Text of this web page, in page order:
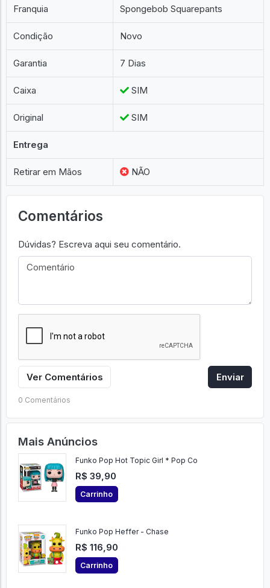
Franquia Spongebob Squarepants
Condição Novo
Garantia 7 Dias
Caixa SIM
Original SIM
Entrega
Retirar em Mãos NÃO
Comentários
Dúvidas? Escreva aqui seu comentário.
Ver Comentários Enviar
0 Comentários
Mais Anúncios
Funko Pop Hot Topic Girl * Pop Co
R$ 39,90
Carrinho
Funko Pop Heffer - Chase
R$ 116,90
Carrinho